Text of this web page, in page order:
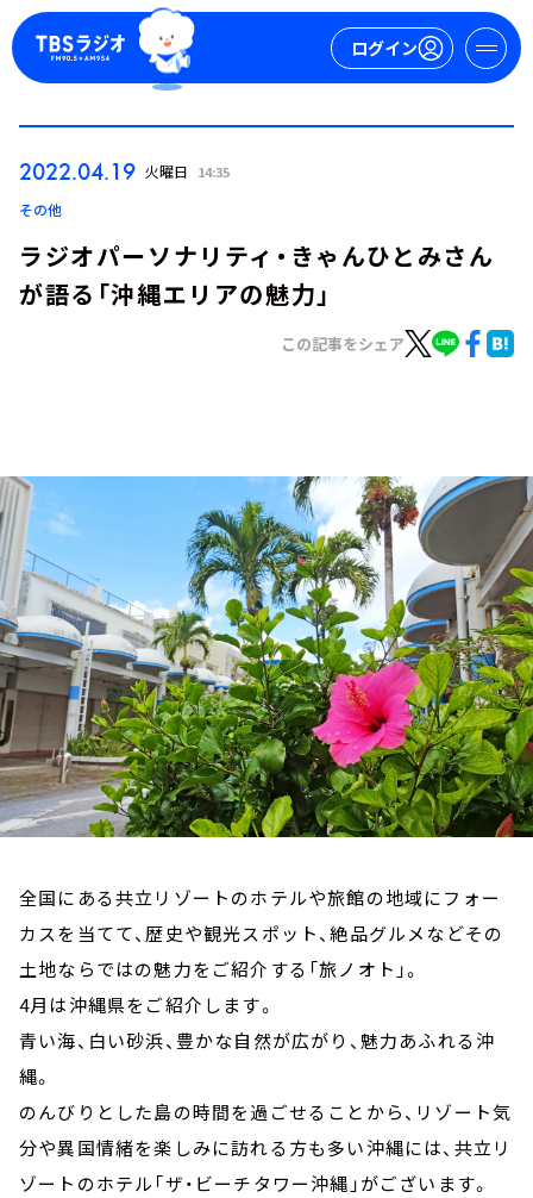
ログイン
TBS Podcast
イベント・グッズ
YouTube
会社情報
2022.04.19 火曜日 14:35
その他
ラジオパーソナリティ・きゃんひとみさん
が語る「沖縄エリアの魅力」
この記事をシェア
全国にある共立リゾートのホテルや旅館の地域にフォー
カスを当てて、歴史や観光スポット、絶品グルメなどその
土地ならではの魅力をご紹介する「旅ノオト」。
4月は沖縄県をご紹介します。
青い海、白い砂浜、豊かな自然が広がり、魅力あふれる沖
縄。
のんびりとした島の時間を過ごせることから、リゾート気
分や異国情緒を楽しみに訪れる方も多い沖縄には、共立リ
ゾートのホテル「ザ・ビーチタワー沖縄」がございます。